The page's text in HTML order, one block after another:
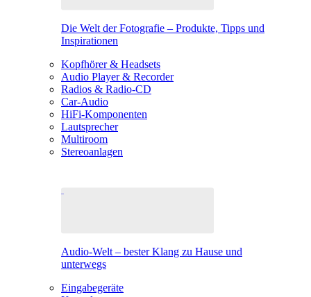
Die Welt der Fotografie – Produkte, Tipps und
Inspirationen
Kopfhörer & Headsets
Audio Player & Recorder
Radios & Radio-CD
Car-Audio
HiFi-Komponenten
Lautsprecher
Multiroom
Stereoanlagen
Audio-Welt – bester Klang zu Hause und
unterwegs
Eingabegeräte